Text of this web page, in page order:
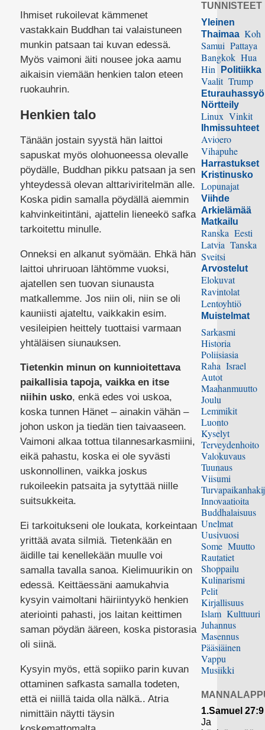
Ihmiset rukoilevat kämmenet
vastakkain Buddhan tai valaistuneen
munkin patsaan tai kuvan edessä.
Myös vaimoni äiti nousee joka aamu
aikaisin viemään henkien talon eteen
ruokauhrin.
Henkien talo
Tänään jostain syystä hän laittoi
sapuskat myös olohuoneessa olevalle
pöydälle, Buddhan pikku patsaan ja sen
yhteydessä olevan alttariviritelmän alle.
Koska pidin samalla pöydällä aiemmin
kahvinkeitintäni, ajattelin lieneekö safka
tarkoitettu minulle.
Onneksi en alkanut syömään. Ehkä hän
laittoi uhriruoan lähtömme vuoksi,
ajatellen sen tuovan siunausta
matkallemme. Jos niin oli, niin se oli
kauniisti ajateltu, vaikkakin esim.
vesileipien heittely tuottaisi varmaan
yhtäläisen siunauksen.
Tietenkin minun on kunnioitettava
paikallisia tapoja, vaikka en itse
niihin usko, enkä edes voi uskoa,
koska tunnen Hänet – ainakin vähän –
johon uskon ja tiedän tien taivaaseen.
Vaimoni alkaa tottua tilannesarkasmiini,
eikä pahastu, koska ei ole syvästi
uskonnollinen, vaikka joskus
rukoileekin patsaita ja sytyttää niille
suitsukkeita.
Ei tarkoitukseni ole loukata, korkeintaan
yrittää avata silmiä. Tietenkään en
äidille tai kenellekään muulle voi
samalla tavalla sanoa. Kielimuurikin on
edessä. Keittäessäni aamukahvia
kysyin vaimoltani häiriintyykö henkien
ateriointi pahasti, jos laitan keittimen
saman pöydän ääreen, koska pistorasia
oli siinä.
Kysyin myös, että sopiiko parin kuvan
ottaminen safkasta samalla todeten,
että ei niillä taida olla nälkä.. Atria
nimittäin näytti täysin
TUNNISTEET
Yleinen
Thaimaa Koh
Samui Pattaya
Bangkok Hua
Hin
Politiikka
Vaalit Trump
Nörtteily
Linux Vinkit
Ihmissuhteet
Avioero
Vihapuhe
Harrastukset
Kristinusko
Lopunajat
Viihde
Arkielämää
Matkailu
Ranska Eesti
Latvia Tanska
Sveitsi
Arvostelut
Elokuvat
Ravintolat
Lentoyhtiö
Muistelmat
Sarkasmi
Historia
Poliisiasia
Raha Israel
Autot
Maahanmuutto
Joulu
Lemmikit
Luonto
Kyselyt
Terveydenhoito
Valokuvaus
Tuunaus
Viisumi
Innovaatioita
Buddhalaisuus
Unelmat
Uusivuosi
Some Muutto
Rautatiet
Shoppailu
Kulinarismi
Pelit
Kirjallisuus
Islam Kulttuuri
Juhannus
Masennus
Pääsiäinen
Vappu
Musiikki
1.Samuel 27:9
Ja